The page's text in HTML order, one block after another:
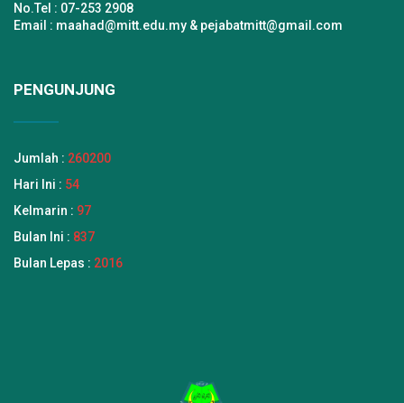
No.Tel : 07-253 2908
Email : maahad@mitt.edu.my & pejabatmitt@gmail.com
PENGUNJUNG
Jumlah : 260200
Hari Ini : 54
Kelmarin : 97
Bulan Ini : 837
Bulan Lepas : 2016